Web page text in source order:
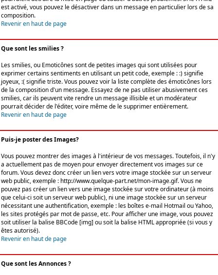
est activé, vous pouvez le désactiver dans un message en particulier lors de sa
composition.
Revenir en haut de page
Que sont les smilies ?
Les smilies, ou Emoticônes sont de petites images qui sont utilisées pour
exprimer certains sentiments en utilisant un petit code, exemple : :) signifie
joyeux, :( signifie triste. Vous pouvez voir la liste complète des émoticônes lors
de la composition d'un message. Essayez de ne pas utiliser abusivement ces
smilies, car ils peuvent vite rendre un message illisible et un modérateur
pourrait décider de l'éditer, voire même de le supprimer entièrement.
Revenir en haut de page
Puis-je poster des Images?
Vous pouvez montrer des images à l'intérieur de vos messages. Toutefois, il n'y
a actuellement pas de moyen pour envoyer directement vos images sur ce
forum. Vous devez donc créer un lien vers votre image stockée sur un serveur
web public, exemple : http://www.quelque-part.net/mon-image.gif. Vous ne
pouvez pas créer un lien vers une image stockée sur votre ordinateur (à moins
que celui-ci soit un serveur web public), ni une image stockée sur un serveur
nécessitant une authentification, exemple : les boîtes e-mail Hotmail ou Yahoo,
les sites protégés par mot de passe, etc. Pour afficher une image, vous pouvez
soit utiliser la balise BBCode [img] ou soit la balise HTML appropriée (si vous y
êtes autorisé).
Revenir en haut de page
Que sont les Annonces ?